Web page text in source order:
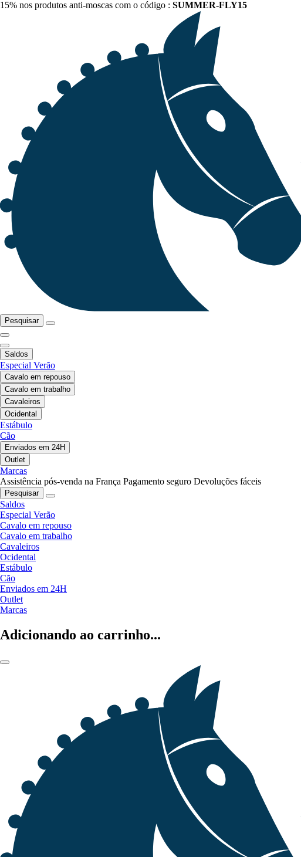
15% nos produtos anti-moscas com o código : SUMMER-FLY15
Pesquisar
Saldos
Especial Verão
Cavalo em repouso
Cavalo em trabalho
Cavaleiros
Ocidental
Estábulo
Cão
Enviados em 24H
Outlet
Marcas
Assistência pós-venda na França Pagamento seguro Devoluções fáceis
Pesquisar
Saldos
Especial Verão
Cavalo em repouso
Cavalo em trabalho
Cavaleiros
Ocidental
Estábulo
Cão
Enviados em 24H
Outlet
Marcas
Adicionando ao carrinho...